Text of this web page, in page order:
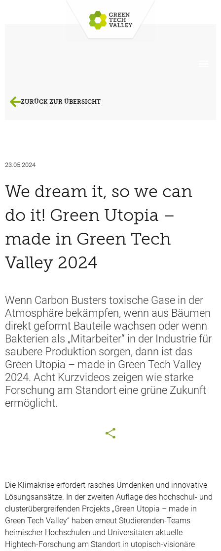
ZURÜCK ZUR ÜBERSICHT
23.05.2024
We dream it, so we can
do it! Green Utopia –
made in Green Tech
Valley 2024
Wenn Carbon Busters toxische Gase in der
Atmosphäre bekämpfen, wenn aus Bäumen
direkt geformt Bauteile wachsen oder wenn
Bakterien als „Mitarbeiter“ in der Industrie für
saubere Produktion sorgen, dann ist das
Green Utopia – made in Green Tech Valley
2024. Acht Kurzvideos zeigen wie starke
Forschung am Standort eine grüne Zukunft
ermöglicht.
Die Klimakrise erfordert rasches Umdenken und innovative
Lösungsansätze. In der zweiten Auflage des hochschul- und
clusterübergreifenden Projekts „Green Utopia – made in
Green Tech Valley“ haben erneut Studierenden-Teams
heimischer Hochschulen und Universitäten aktuelle
Hightech-Forschung am Standort in utopisch-visionäre